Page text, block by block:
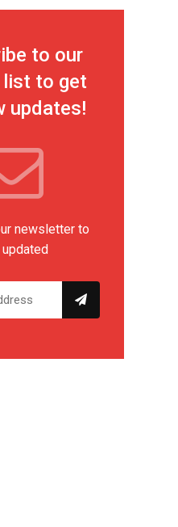
to our
list to get
updates!
newsletter to